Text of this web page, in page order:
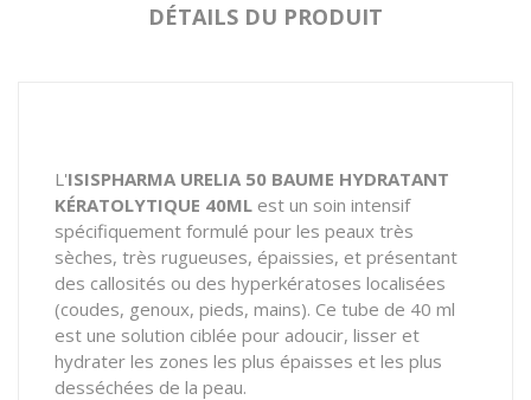
DÉTAILS DU PRODUIT
L'ISISPHARMA URELIA 50 BAUME HYDRATANT
KÉRATOLYTIQUE 40ML est un soin intensif
spécifiquement formulé pour les peaux très
sèches, très rugueuses, épaissies, et présentant
des callosités ou des hyperkératoses localisées
(coudes, genoux, pieds, mains). Ce tube de 40 ml
est une solution ciblée pour adoucir, lisser et
hydrater les zones les plus épaisses et les plus
desséchées de la peau.